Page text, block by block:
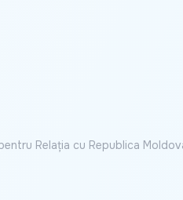
Relația cu Republica